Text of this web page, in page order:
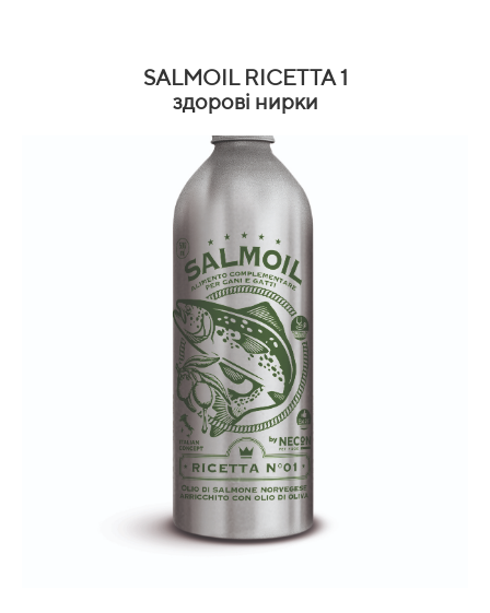
SALMOIL RICETTA 1
здорові нирки